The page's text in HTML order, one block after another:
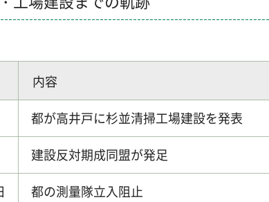
内容
都が高井戸に杉並清掃工場建設を発表
建設反対期成同盟が発足
都の測量隊立入阻止